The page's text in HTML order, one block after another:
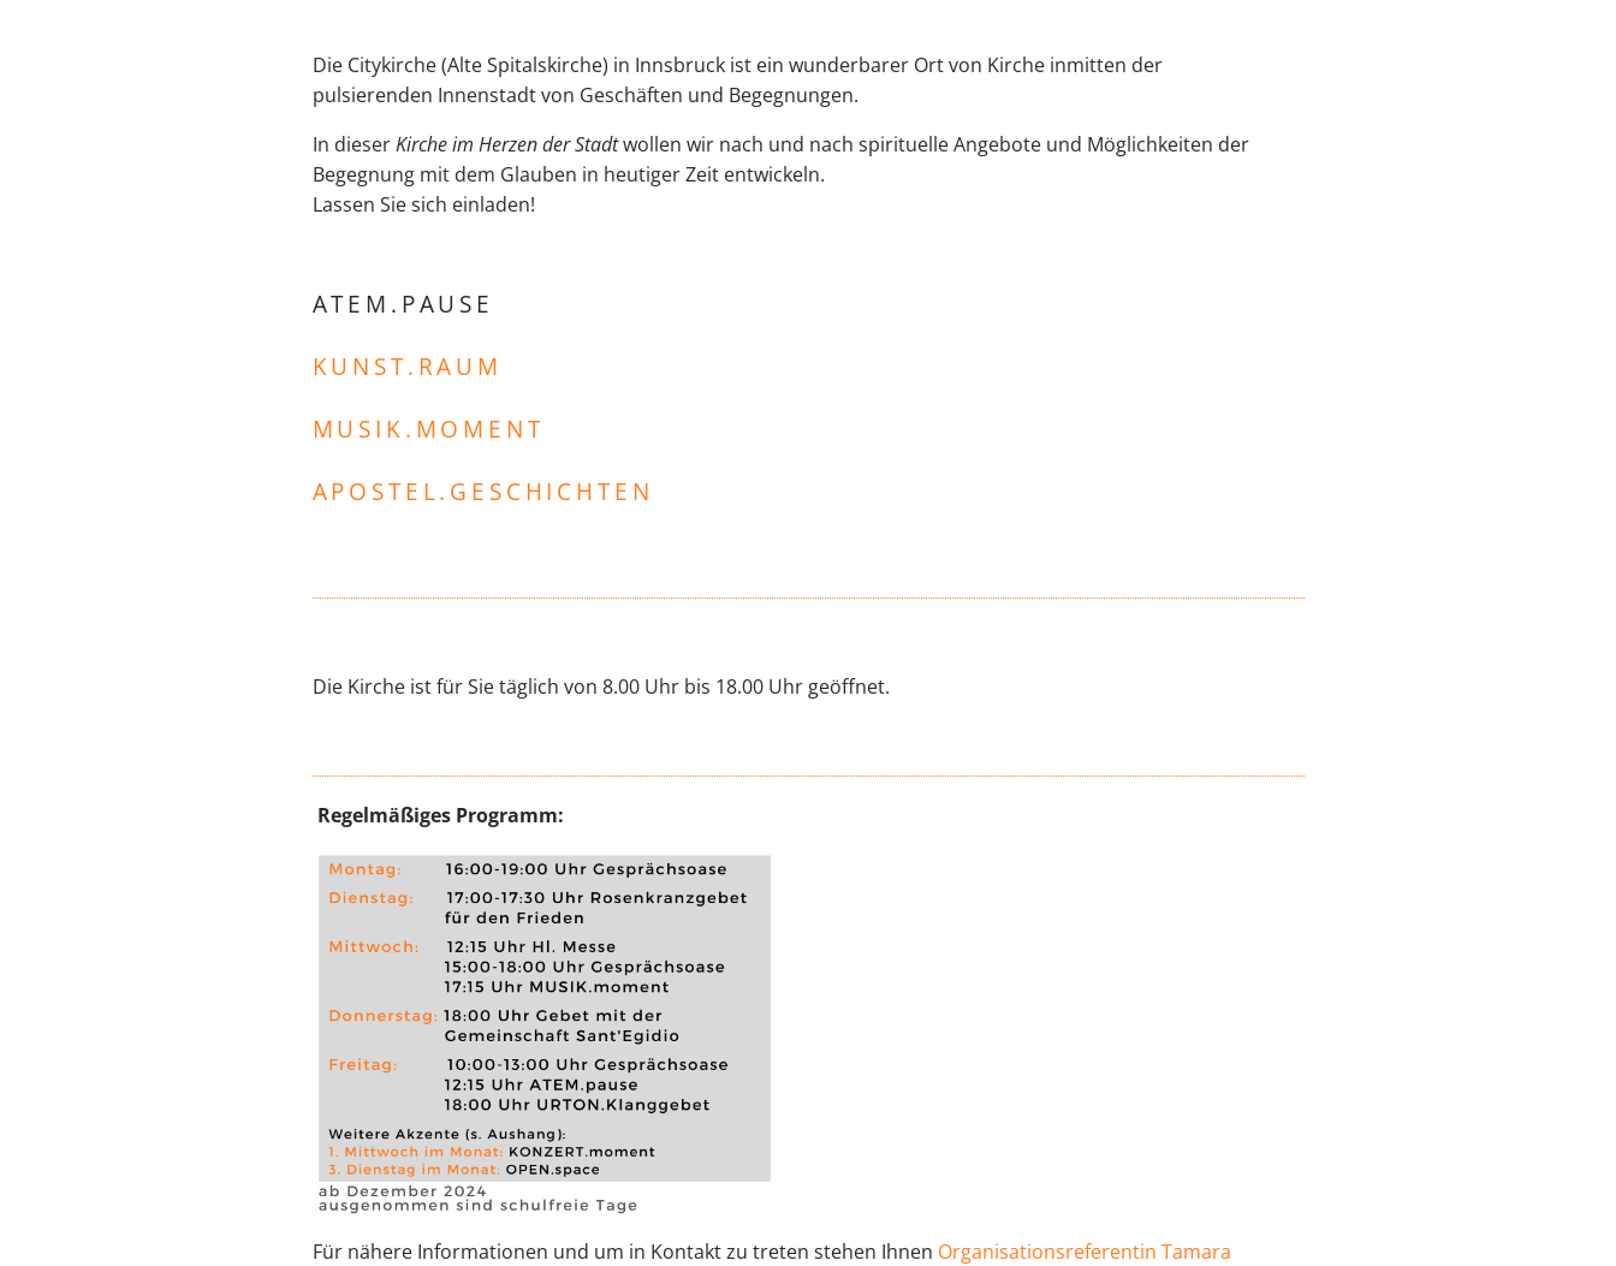
Die Citykirche (Alte Spitalskirche) in Innsbruck ist ein wunderbarer Ort von Kirche inmitten der
pulsierenden Innenstadt von Geschäften und Begegnungen.
In dieserKirche im Herzen der Stadtwollen wir nach und nach spirituelle Angebote und Möglichkeiten der
Begegnung mit dem Glauben in heutiger Zeit entwickeln.
Lassen Sie sich einladen!
ATEM.PAUSE
KUNST.RAUM
MUSIK.MOMENT
APOSTEL.GESCHICHTEN
Die Kirche ist für Sie täglich von 8.00 Uhr bis 18.00 Uhr geöffnet.
Regelmäßiges Programm:
Für nähere Informationen und um in Kontakt zu treten stehen Ihnen Organisationsreferentin Tamara